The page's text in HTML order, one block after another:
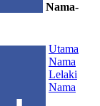
Nama-
Utama
Nama
Lelaki
Nama